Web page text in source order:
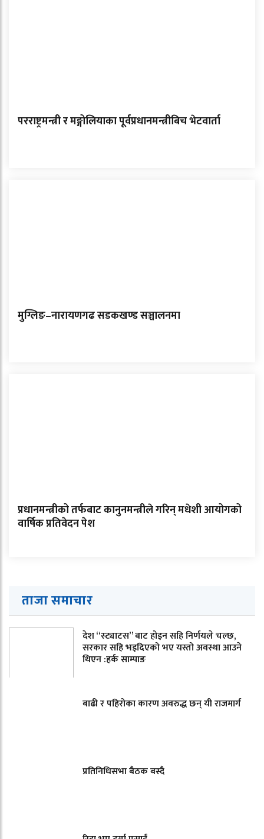
परराष्ट्रमन्त्री र मङ्गोलियाका पूर्वप्रधानमन्त्रीबिच भेटवार्ता
मुग्लिङ–नारायणगढ सडकखण्ड सञ्चालनमा
प्रधानमन्त्रीको तर्फबाट कानुनमन्त्रीले गरिन् मधेशी आयोगको
वार्षिक प्रतिवेदन पेश
ताजा समाचार
देश “स्ट्याटस” बाट होइन सहि निर्णयले चल्छ,
सरकार सहि भइदिएको भए यस्तो अवस्था आउने
थिएन :हर्क साम्पाङ
बाढी र पहिरोका कारण अवरुद्ध छन् यी राजमार्ग
प्रतिनिधिसभा बैठक बस्दै